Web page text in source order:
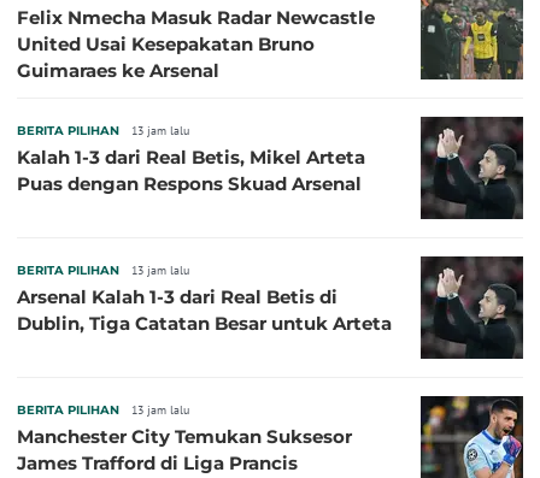
Felix Nmecha Masuk Radar Newcastle
United Usai Kesepakatan Bruno
Guimaraes ke Arsenal
BERITA PILIHAN 13 jam lalu
Kalah 1-3 dari Real Betis, Mikel Arteta
Puas dengan Respons Skuad Arsenal
BERITA PILIHAN 13 jam lalu
Arsenal Kalah 1-3 dari Real Betis di
Dublin, Tiga Catatan Besar untuk Arteta
BERITA PILIHAN 13 jam lalu
Manchester City Temukan Suksesor
James Trafford di Liga Prancis